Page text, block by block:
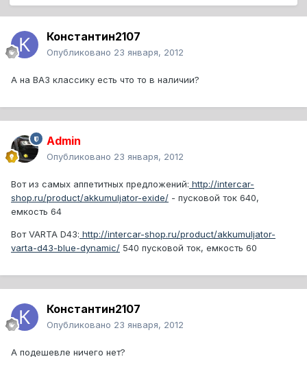
Константин2107
Опубликовано 23 января, 2012
А на ВАЗ классику есть что то в наличии?
Admin
Опубликовано 23 января, 2012
Вот из самых аппетитных предложений: http://intercar-
shop.ru/product/akkumuljator-exide/ - пусковой ток 640,
емкость 64
Вот VARTA D43: http://intercar-shop.ru/product/akkumuljator-
varta-d43-blue-dynamic/ 540 пусковой ток, емкость 60
Константин2107
Опубликовано 23 января, 2012
А подешевле ничего нет?